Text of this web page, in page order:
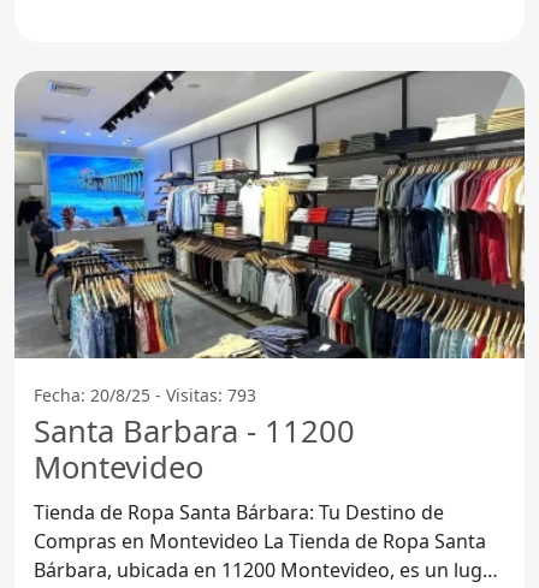
Fecha: 20/8/25 - Visitas: 793
Santa Barbara - 11200
Montevideo
Tienda de Ropa Santa Bárbara: Tu Destino de
Compras en Montevideo La Tienda de Ropa Santa
Bárbara, ubicada en 11200 Montevideo, es un lugar